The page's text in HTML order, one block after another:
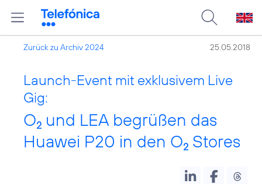
Zurück zu Archiv 2024 25.05.2018
Launch-Event mit exklusivem Live
Gig:
O2 und LEA begrüßen das
Huawei P20 in den O2 Stores